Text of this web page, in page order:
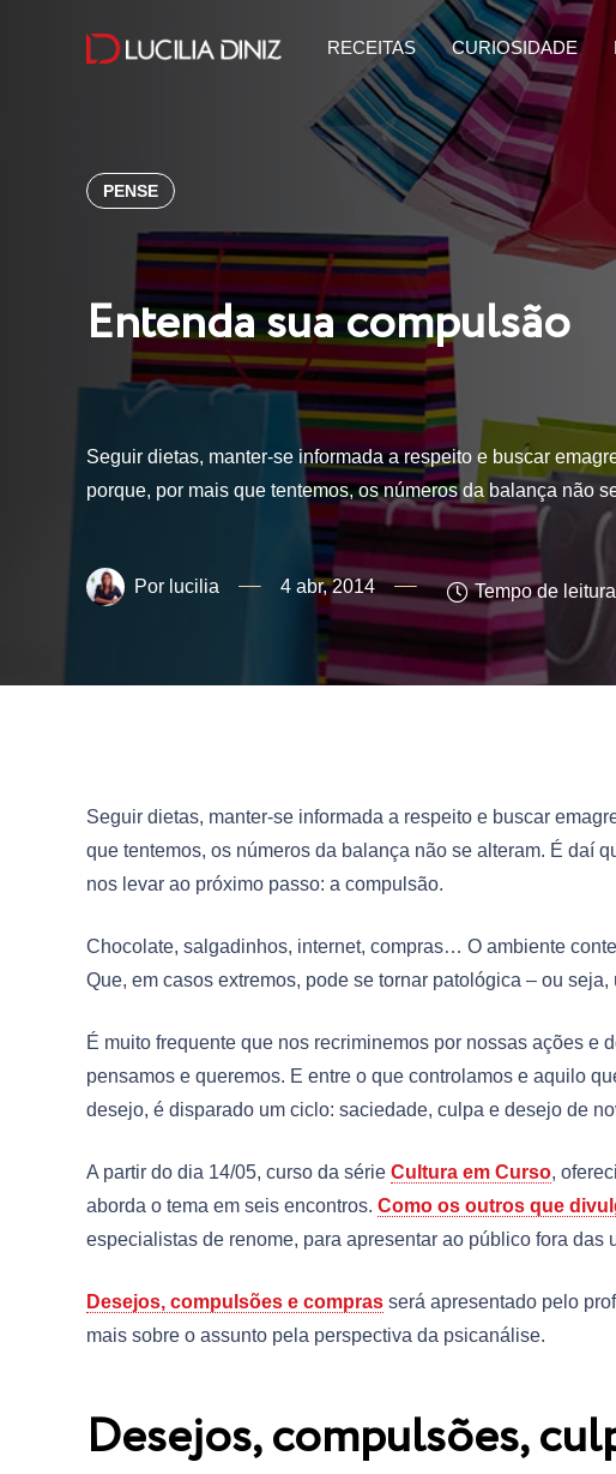
RECEITAS CURIOSIDADE
PENSE
Entenda sua compulsão
Seguir dietas, manter-se informada a respeito e buscar
porque, por mais que tentemos, os números da balança não
lucilia 4 abr, 2014 Tempo de
Seguir dietas, manter-se informada a respeito e buscar
que tentemos, os números da balança não se alteram. É daí
nos levar ao próximo passo: a compulsão.
Chocolate, salgadinhos, internet, compras… O ambiente
Que, em casos extremos, pode se tornar patológica – ou
É muito frequente que nos recriminemos por nossas ações e
pensamos e queremos. E entre o que controlamos e aquilo
desejo, é disparado um ciclo: saciedade, culpa e desejo de
A partir do dia 14/05, curso da série Cultura em Curso,
aborda o tema em seis encontros. Como os outros que
especialistas de renome, para apresentar ao público fora
Desejos, compulsões e compras será apresentado pelo
mais sobre o assunto pela perspectiva da psicanálise.
Desejos, compulsões,